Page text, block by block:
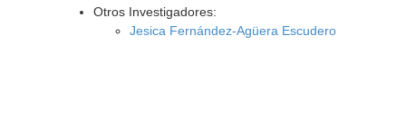
Otros Investigadores:
Jesica Fernández-Agüera Escudero